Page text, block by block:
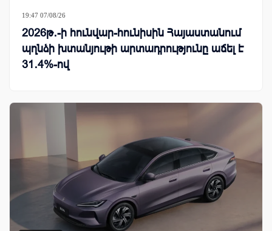
19:47 07/08/26
2026թ․-ի հունվար-հունիսին Հայաստանում
պղնձի խտանյութի արտադրությունը աճել է
31․4%-ով